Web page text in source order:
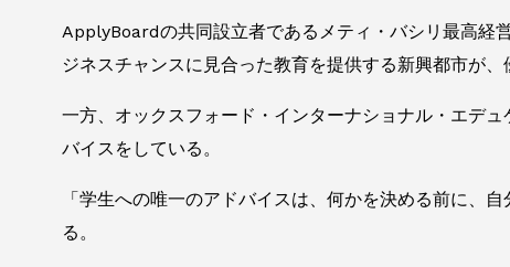
ApplyBoardの共同設立者であるメティ・バシリ最高経
ジネスチャンスに見合った教育を提供する新興都市が
一方、オックスフォード・インターナショナル・エデ
バイスをしている。
「学生への唯一のアドバイスは、何かを決める前に、
る。